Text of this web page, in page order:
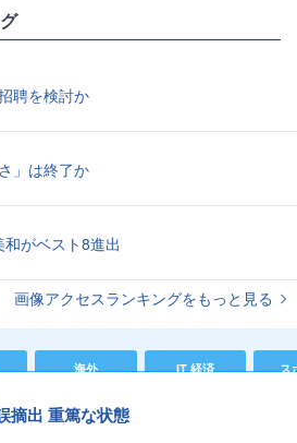
聘を検討か
」は終了か
がベスト8進出
画像アクセスランキングをもっと見る
海外 IT 経済 ス
摘出 重篤な状態